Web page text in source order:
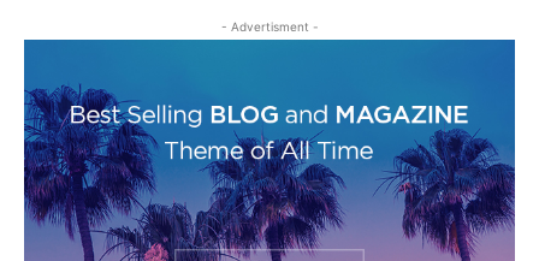
- Advertisment -